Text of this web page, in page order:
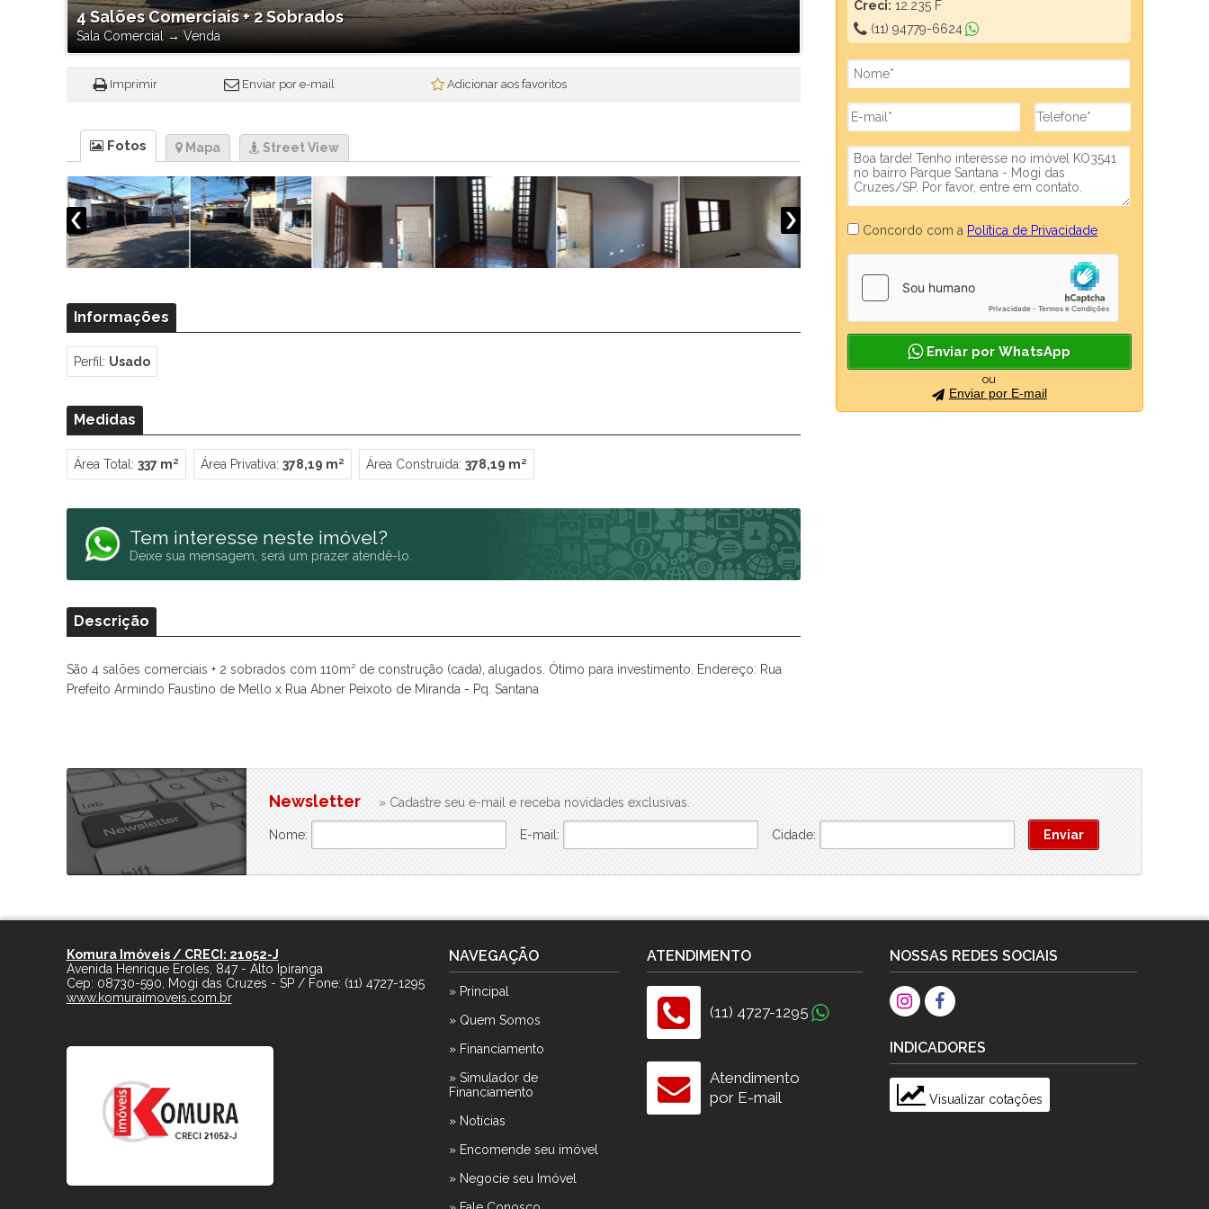
Mogi Plaza
Morada Mineira
Mosaico da Serra
Mosaico Essence
Mosaico Horizontes
Praças Ipoema
Real Park - Mogi II
Recantos dos Pinheiros
Res. Smart Flat Hotel Residence
Spazio Monteverdi
Summer Sun
Tulum
4 Salões Comerciais + 2 Sobrados
Sala Comercial → Venda
Imprimir Enviar por e-mail Adicionar aos favoritos
Fotos Mapa Street View
Informações
Perfil: Usado
Medidas
Área Total: 337 m² Área Privativa: 378,19 m² Área Construída: 378,19 m²
Tem interesse neste imóvel?
Deixe sua mensagem, será um prazer atendê-lo.
Descrição
São 4 salões comerciais + 2 sobrados com 110m² de construção (cada), alugados. Ótimo para investimento. Endereço: Rua
Prefeito Armindo Faustino de Mello x Rua Abner Peixoto de Miranda - Pq. Santana
Creci: 12.235 F
(11) 94779-6624
Concordo com a Política de Privacidade
Enviar por WhatsApp
ou
Enviar por E-mail
Newsletter » Cadastre seu e-mail e receba novidades exclusivas.
Nome: E-mail: Cidade:
Komura Imóveis / CRECI: 21052-J
Avenida Henrique Eroles, 847 - Alto Ipiranga
Cep: 08730-590 Mogi das Cruzes - SP/ Fone: (11) 4727-1295
www.komuraimoveis.com.br
NAVEGAÇÃO
» Principal
» Quem Somos
» Financiamento
» Simulador de
Financiamento
» Notícias
» Encomende seu imóvel
» Negocie seu Imóvel
ATENDIMENTO
(11) 4727-1295
Atendimento
por E-mail
NOSSAS REDES SOCIAIS
INDICADORES
Visualizar cotações